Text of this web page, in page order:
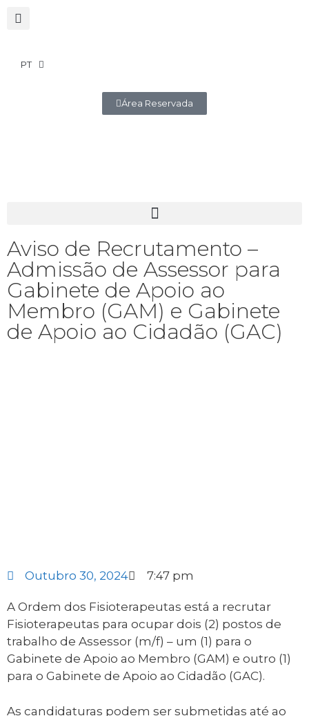
PT
Área Reservada
Aviso de Recrutamento –
Admissão de Assessor para
Gabinete de Apoio ao
Membro (GAM) e Gabinete
de Apoio ao Cidadão (GAC)
Outubro 30, 2024 7:47 pm
A Ordem dos Fisioterapeutas está a recrutar
Fisioterapeutas para ocupar dois (2) postos de
trabalho de Assessor (m/f) – um (1) para o
Gabinete de Apoio ao Membro (GAM) e outro (1)
para o Gabinete de Apoio ao Cidadão (GAC).
As candidaturas podem ser submetidas até ao